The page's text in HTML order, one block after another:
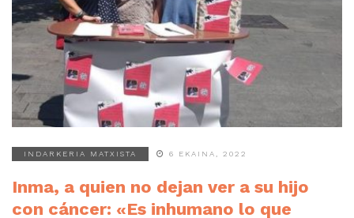
INDARKERIA MATXISTA 6 EKAINA, 2022
Inma, a quien no dejan ver a su hijo
con cáncer: «Es inhumano lo que